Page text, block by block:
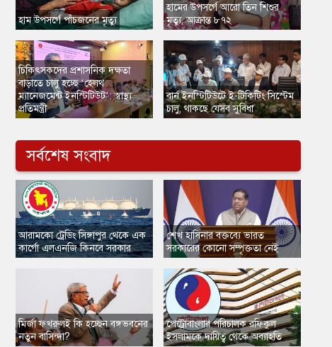
​হাম উপসর্গে পাঁচজনের মৃত্যু
চিকিৎসকদের প্রশাসনিক দক্ষতা
বাড়াতে চালু হচ্ছে ‘হেলথ
ম্যানেজমেন্ট ইনস্টিটিউট’: স্বাস্থ্য
প্রতিমন্ত্রী
হামের উপসর্গে আরো তিন শিশুর
মৃত্যু, আক্রান্ত ৮৭২
বার্ন ইনস্টিটিউটে ই-টিকিটিং সিস্টেম
চালু, থাকছে যেসব সুবিধা
সর্বশেষ সংবাদ
​আরামকো ট্রেডিং সিঙ্গাপুর থেকে এক
কার্গো এলএনজি কিনবে সরকার
মির্জা ফখরুলই কি হচ্ছেন বঙ্গভবনের
নতুন বাসিন্দা?
শেখ হাসিনার বক্তব্যে ভারত
সরকারের কোনো সম্পৃক্ততা নেই
​পেট্রোবাংলার পরিচালক রফিকুল
ইসলামকে দায়িত্ব থেকে অব্যাহতি